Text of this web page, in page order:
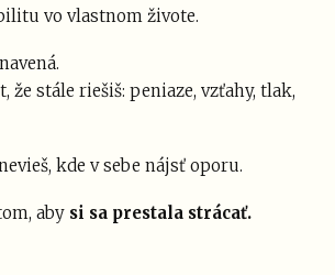
vo vlastnom živote.
že stále riešiš: peniaze, vzťahy, tlak,
kde v sebe nájsť oporu.
aby si sa prestala strácať.